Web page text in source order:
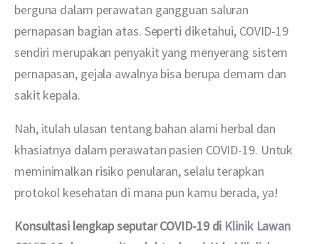
berguna dalam perawatan gangguan saluran
pernapasan bagian atas. Seperti diketahui, COVID-19
sendiri merupakan penyakit yang menyerang sistem
pernapasan, gejala awalnya bisa berupa demam dan
sakit kepala.
Nah, itulah ulasan tentang bahan alami herbal dan
khasiatnya dalam perawatan pasien COVID-19. Untuk
meminimalkan risiko penularan, selalu terapkan
protokol kesehatan di mana pun kamu berada, ya!
Konsultasi lengkap seputar COVID-19 di Klinik Lawan